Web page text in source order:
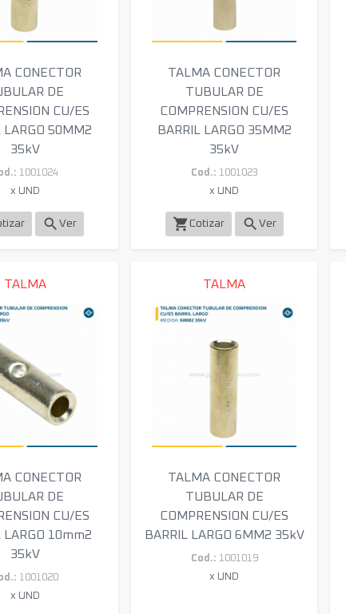
CONECTOR
DE
CU/ES
LARGO 50MM2
35kV
1001024
x UND
searchVer
TALMA CONECTOR
TUBULAR DE
COMPRENSION CU/ES
BARRIL LARGO 35MM2
35kV
Cod.: 1001023
x UND
shopping_cart Cotizar search Ver
TALMA
CONECTOR
DE
CU/ES
LARGO 10mm2
35kV
1001020
x UND
TALMA
TALMA CONECTOR
TUBULAR DE
COMPRENSION CU/ES
BARRIL LARGO 6MM2 35kV
Cod.: 1001019
x UND